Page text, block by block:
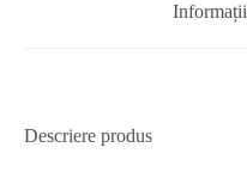
Descriere produs